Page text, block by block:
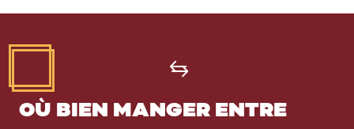
OÙ BIEN MANGER ENTRE